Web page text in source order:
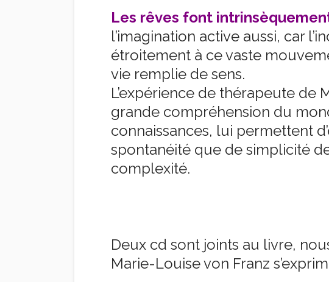
Les rêves font
l’imagination active aussi, car
étroitement à ce vaste
vie remplie de sens.
L’expérience de thérapeute de
grande compréhension du
connaissances, lui permettent
spontanéité que de simplicité
complexité.
Deux cd sont joints au livre,
Marie-Louise von Franz